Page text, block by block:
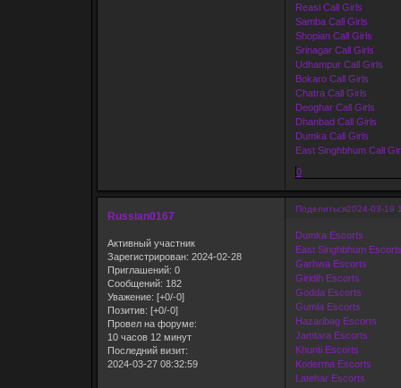
Reasi Call Girls
Samba Call Girls
Shopian Call Girls
Srinagar Call Girls
Udhampur Call Girls
Bokaro Call Girls
Chatra Call Girls
Deoghar Call Girls
Dhanbad Call Girls
Dumka Call Girls
East Singhbhum Call
0
Поделиться2024-03-19
Russian0167
Активный участник
Зарегистрирован: 2024-02-28
Приглашений: 0
Сообщений: 182
Уважение: [+0/-0]
Позитив: [+0/-0]
Провел на форуме:
10 часов 12 минут
Последний визит:
2024-03-27 08:32:59
Dumka Escorts
East Singhbhum
Garhwa Escorts
Giridih Escorts
Godda Escorts
Gumla Escorts
Hazaribag Escorts
Jamtara Escorts
Khunti Escorts
Koderma Escorts
Latehar Escorts